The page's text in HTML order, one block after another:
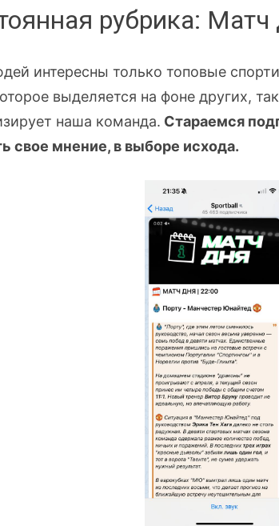
рубрика: Матч
интересны только топовые
выделяется на фоне других,
наша команда. Стараемся
свое мнение, в выборе исхода.